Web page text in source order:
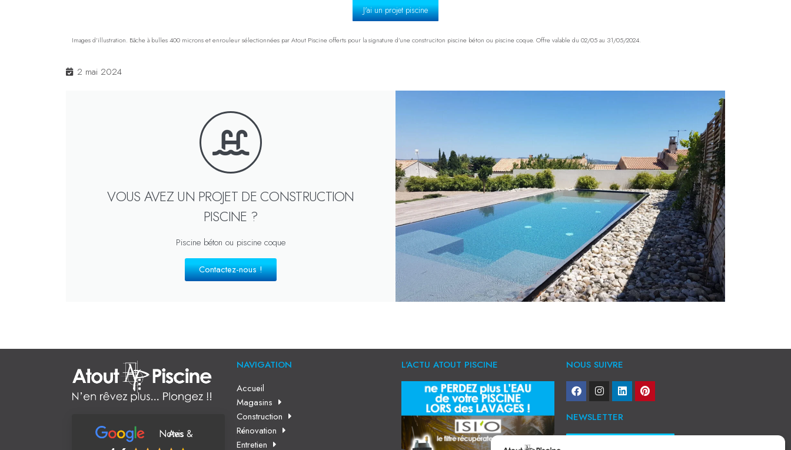
J'ai un projet piscine
Images d’illustration. Bâche à bulles 400 microns et enrouleur sélectionnées par Atout Piscine offerts pour la signature d’une construciton piscine béton ou piscine coque. Offre valable du 02/05 au 31/05/2024.
2 mai 2024
VOUS AVEZ UN PROJET DE CONSTRUCTION
PISCINE ?
Piscine béton ou piscine coque
Contactez-nous !
Notes & Avis
NAVIGATION
Accueil
Magasins
Construction
Rénovation
Entretien
L'ACTU ATOUT PISCINE NOUS SUIVRE
NEWSLETTER